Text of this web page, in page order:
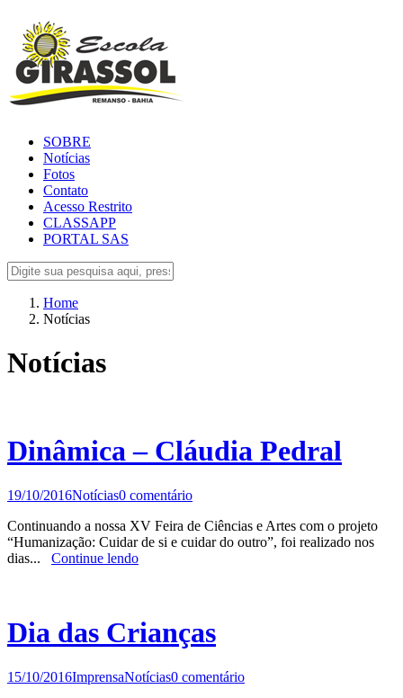
SOBRE
Notícias
Fotos
Contato
Acesso Restrito
CLASSAPP
PORTAL SAS
Home
Notícias
Notícias
Dinâmica – Cláudia Pedral
19/10/2016Notícias0 comentário
Continuando a nossa XV Feira de Ciências e Artes com o projeto
“Humanização: Cuidar de si e cuidar do outro”, foi realizado nos
dias... Continue lendo
Dia das Crianças
15/10/2016ImprensaNotícias0 comentário